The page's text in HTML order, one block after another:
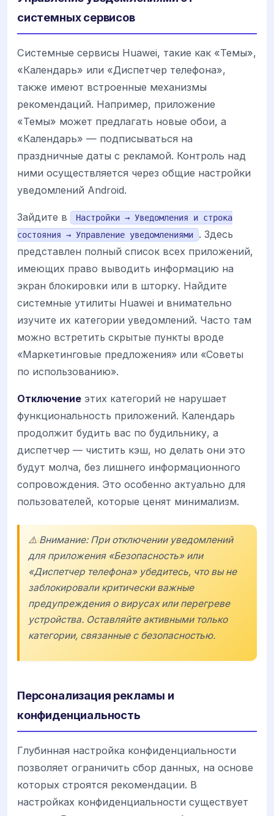
системных сервисов
Системные сервисы Huawei, такие как «Темы»,
«Календарь» или «Диспетчер телефона»,
также имеют встроенные механизмы
рекомендаций. Например, приложение
«Темы» может предлагать новые обои, а
«Календарь» — подписываться на
праздничные даты с рекламой. Контроль над
ними осуществляется через общие настройки
уведомлений Android.
Зайдите в
Настройки → Уведомления и строка
состояния → Управление уведомлениями
. Здесь
представлен полный список всех приложений,
имеющих право выводить информацию на
экран блокировки или в шторку. Найдите
системные утилиты Huawei и внимательно
изучите их категории уведомлений. Часто там
можно встретить скрытые пункты вроде
«Маркетинговые предложения» или «Советы
по использованию».
Отключение этих категорий не нарушает
функциональность приложений. Календарь
продолжит будить вас по будильнику, а
диспетчер — чистить кэш, но делать они это
будут молча, без лишнего информационного
сопровождения. Это особенно актуально для
пользователей, которые ценят минимализм.
⚠️ Внимание: При отключении уведомлений
для приложения «Безопасность» или
«Диспетчер телефона» убедитесь, что вы не
заблокировали критически важные
предупреждения о вирусах или перегреве
устройства. Оставляйте активными только
категории, связанные с безопасностью.
Персонализация рекламы и
конфиденциальность
Глубинная настройка конфиденциальности
позволяет ограничить сбор данных, на основе
которых строятся рекомендации. В
настройках конфиденциальности существует